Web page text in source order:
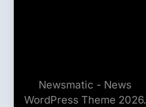
Newsmatic - News
WordPress Theme 2026.